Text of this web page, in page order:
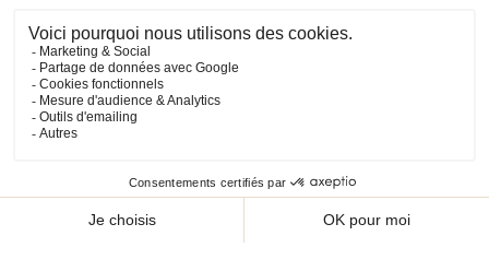
PRODUITS 
NOS SERVICES
Plan du site Cookies
© 2026 - CHEVAL SHOP